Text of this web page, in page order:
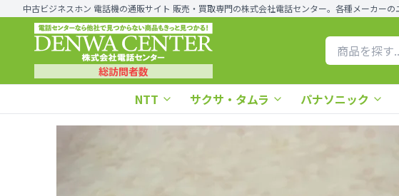
中古ビジネスホン 電話機の通販サイト 販売・買取専門の株式会社電話センター。各種メーカー
総訪問者数
NTT サクサ・タムラ パナソニック